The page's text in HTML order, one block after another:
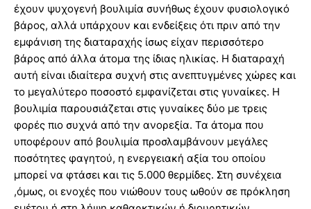
έχουν ψυχογενή βουλιμία συνήθως έχουν φυσιολογικό
βάρος, αλλά υπάρχουν και ενδείξεις ότι πριν από την
εμφάνιση της διαταραχής ίσως είχαν περισσότερο
βάρος από άλλα άτομα της ίδιας ηλικίας. Η διαταραχή
αυτή είναι ιδιαίτερα συχνή στις ανεπτυγμένες χώρες και
το μεγαλύτερο ποσοστό εμφανίζεται στις γυναίκες. Η
βουλιμία παρουσιάζεται στις γυναίκες δύο με τρεις
φορές πιο συχνά από την ανορεξία. Τα άτομα που
υποφέρουν από βουλιμία προσλαμβάνουν μεγάλες
ποσότητες φαγητού, η ενεργειακή αξία του οποίου
μπορεί να φτάσει και τις 5.000 θερμίδες. Στη συνέχεια
,όμως, οι ενοχές που νιώθουν τους ωθούν σε πρόκληση